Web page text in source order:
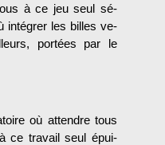
à ce jeu seul sé­
intégrer les billes ve­
portées par le
où attendre tous
ce travail seul épui­